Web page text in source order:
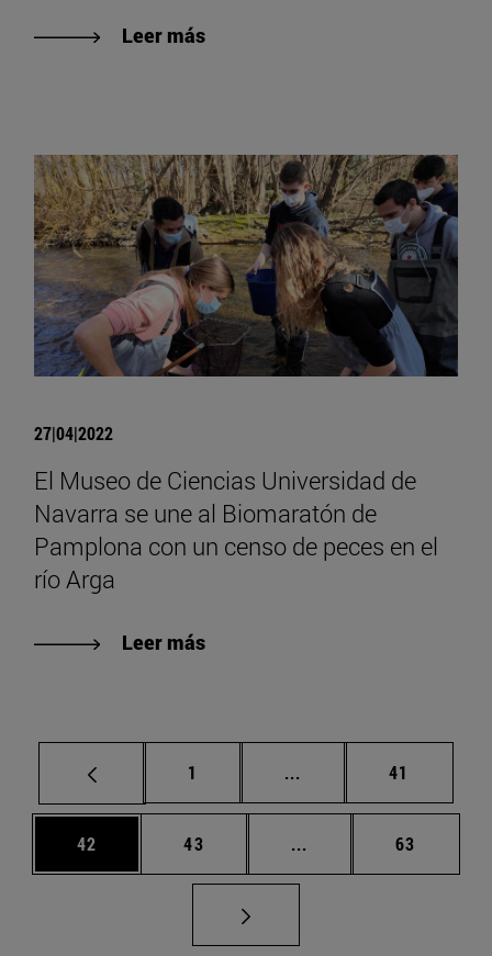
Leer más
27|04|2022
El Museo de Ciencias Universidad de
Navarra se une al Biomaratón de
Pamplona con un censo de peces en el
río Arga
Leer más
Página
1 ... Páginas intermedias
Página
41
Página
42 Página
43 ... Páginas intermedias
Página
63